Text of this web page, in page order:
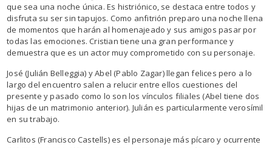
que sea una noche única. Es histriónico, se destaca entre todos y
disfruta su ser sin tapujos. Como anfitrión preparo una noche llena
de momentos que harán al homenajeado y sus amigos pasar por
todas las emociones. Cristian tiene una gran performance y
demuestra que es un actor muy comprometido con su personaje.
José (Julián Belleggia) y Abel (Pablo Zagar) llegan felices pero a lo
largo del encuentro salen a relucir entre ellos cuestiones del
presente y pasado como lo son los vínculos filiales (Abel tiene dos
hijas de un matrimonio anterior). Julián es particularmente verosímil
en su trabajo.
Carlitos (Francisco Castells) es el personaje más pícaro y ocurrente